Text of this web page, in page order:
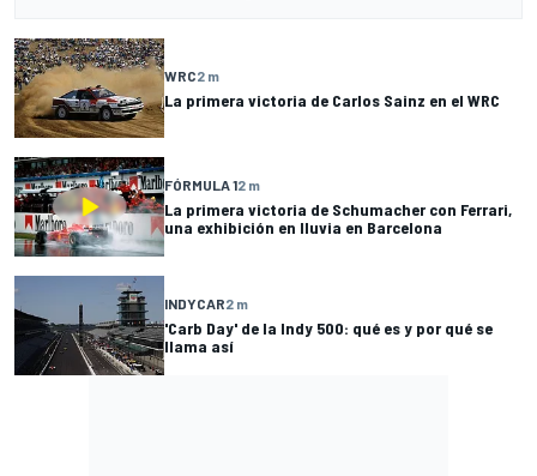
WRC2 m
La primera victoria de Carlos Sainz en el WRC
FÓRMULA 12 m
La primera victoria de Schumacher con Ferrari,
una exhibición en lluvia en Barcelona
INDYCAR2 m
'Carb Day' de la Indy 500: qué es y por qué se
llama así